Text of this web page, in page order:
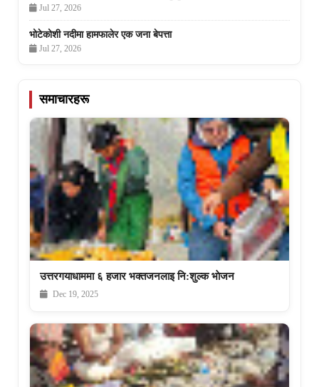
Jul 27, 2026
भोटेकोशी नदीमा हामफालेर एक जना बेपत्ता
Jul 27, 2026
समाचारहरू
उत्तरगयाधाममा ६ हजार भक्तजनलाइ नि:शुल्क भाेजन
Dec 19, 2025